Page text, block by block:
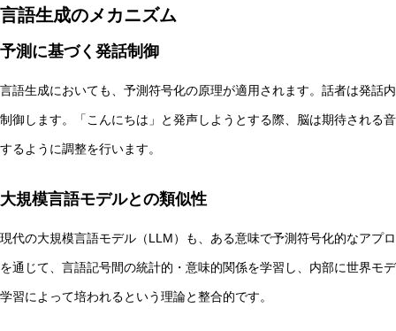
言語生成のメカニズム
予測に基づく発話制御
言語生成においても、予測符号化の原理が適用されます。話者は発話
制御します。「こんにちは」と発声しようとする際、脳は期待される
するように調整を行います。
大規模言語モデルとの類似性
現代の大規模言語モデル（LLM）も、ある意味で予測符号化的なアプ
を通じて、言語記号間の統計的・意味的関係を学習し、内部に世界モ
学習によって培われるという理論と整合的です。